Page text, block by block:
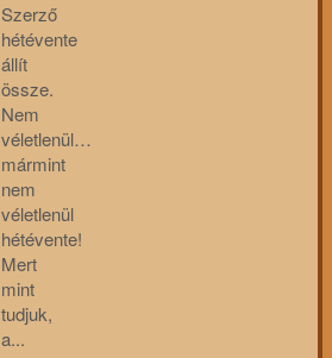
Szerző
hétévente
állít
össze.
Nem
véletlenül…
mármint
nem
véletlenül
hétévente!
Mert
mint
tudjuk,
a...